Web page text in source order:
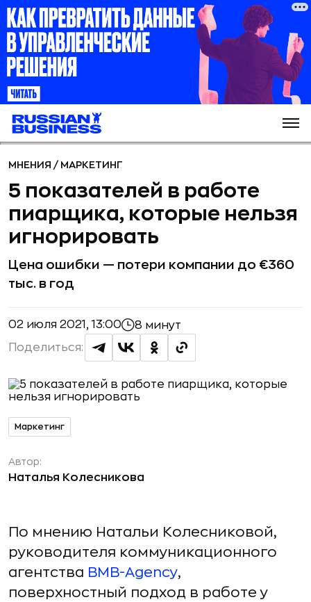
МНЕНИЯ / МАРКЕТИНГ
5 показателей в работе
пиарщика, которые нельзя
игнорировать
Цена ошибки — потери компании до €360
тыс. в год
02 июля 2021, 13:00 8 минут
Поделиться:
Маркетинг
Автор:
Наталья Колесникова
По мнению Натальи Колесниковой,
руководителя коммуникационного
агентства BMB-Agency,
поверхностный подход в работе у